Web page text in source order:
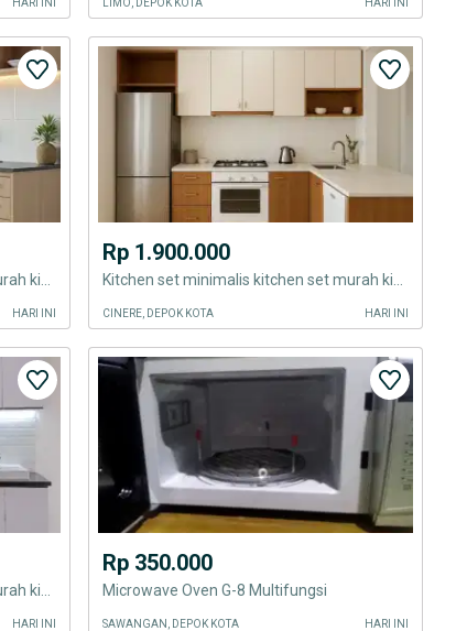
HARI INI LIMO, DEPOK KOTA HARI INI
HARI INI
Rp 1.900.000
CINERE, DEPOK KOTA HARI INI
HARI INI
Rp 350.000
Microwave Oven G-8 Multifungsi
SAWANGAN, DEPOK KOTA HARI INI